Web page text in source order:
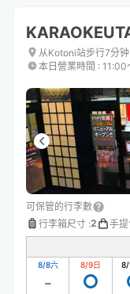
从Kotoni站步行7分钟
本日營業時間 : 11:00
可保管的行李數
行李箱尺寸 :2 手
8/8六 8/9日 8/